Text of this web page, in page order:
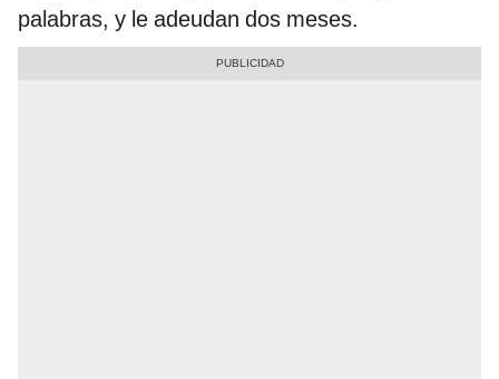
palabras, y le adeudan dos meses.